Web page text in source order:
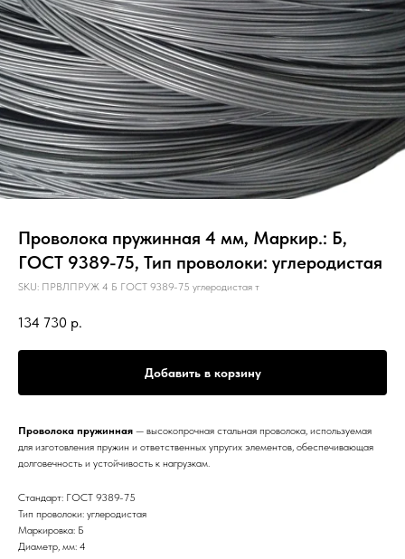
Проволока пружинная 4 мм, Маркир.: Б,
ГОСТ 9389-75, Тип проволоки: углеродистая
SKU: ПРВЛПРУЖ 4 Б ГОСТ 9389-75 углеродистая т
134 730 р.
Добавить в корзину
Проволока пружинная — высокопрочная стальная проволока, используемая
для изготовления пружин и ответственных упругих элементов, обеспечивающая
долговечность и устойчивость к нагрузкам.
Стандарт: ГОСТ 9389-75
Тип проволоки: углеродистая
Маркировка: Б
Диаметр, мм: 4